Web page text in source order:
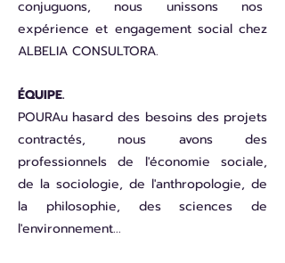
conjuguons, nous unissons nos
expérience et engagement social chez
ALBELIA CONSULTORA.
ÉQUIPE.
POURAu hasard des besoins des projets
contractés, nous avons des
professionnels de l'économie sociale,
de la sociologie, de l'anthropologie, de
la philosophie, des sciences de
l'environnement...